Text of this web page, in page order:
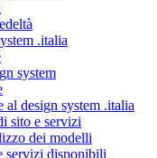
.italia
system
design system .italia
sito e servizi
dei modelli
servizi disponibili